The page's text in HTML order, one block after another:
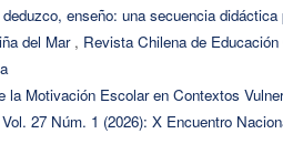
enseño: una secuencia
del Mar , Revista Chilena de
la Motivación Escolar en Contextos
27 Núm. 1 (2026): X Encuentro